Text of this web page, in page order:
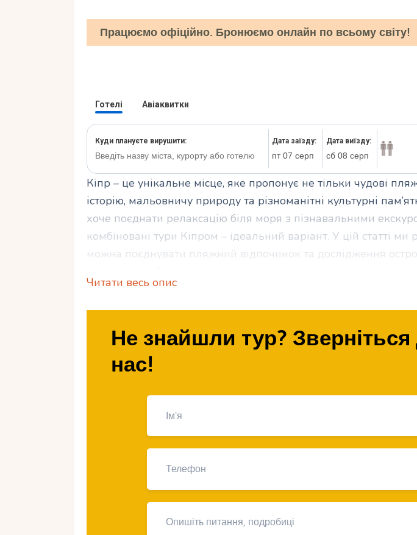
Працюємо офіційно. Бронюємо онлайн по всьому світу!
Кіпр – це унікальне місце, яке пропонує не тільки чудові
історію, мальовничу природу та різноманітні культурні
хоче поєднати релаксацію біля моря з пізнавальними
комбіновані тури Кіпром – ідеальний варіант. У цій статті ми
можна поєднувати пляжний відпочинок та дослідження
Чому варто обрати
тур Кіпром?
Комфортний клімат
– тепла погода та м’яке море дозволяють
активний відпочинок із купанням.
Багата історія– острів пропонує величезну кількість історичних
Прекрасна природа
– гори Троодос, заповідники та морські
Читати весь опис
Не знайшли тур? Зверніться
нас!